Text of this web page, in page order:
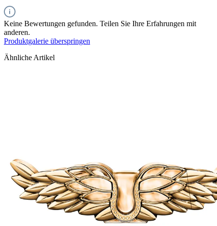
Keine Bewertungen gefunden. Teilen Sie Ihre Erfahrungen mit
anderen.
Produktgalerie überspringen
Ähnliche Artikel